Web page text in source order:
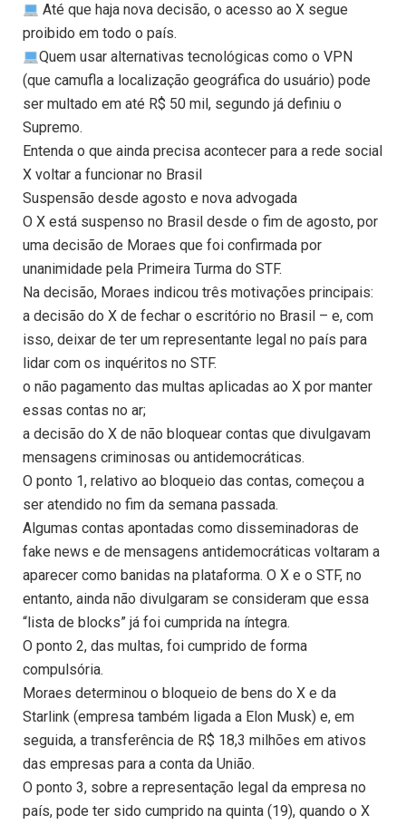
Até que haja nova decisão, o acesso ao X segue
proibido em todo o país.
Quem usar alternativas tecnológicas como o VPN
(que camufla a localização geográfica do usuário) pode
ser multado em até R$ 50 mil, segundo já definiu o
Supremo.
Entenda o que ainda precisa acontecer para a rede social
X voltar a funcionar no Brasil
Suspensão desde agosto e nova advogada
O X está suspenso no Brasil desde o fim de agosto, por
uma decisão de Moraes que foi confirmada por
unanimidade pela Primeira Turma do STF.
Na decisão, Moraes indicou três motivações principais:
a decisão do X de fechar o escritório no Brasil – e, com
isso, deixar de ter um representante legal no país para
lidar com os inquéritos no STF.
o não pagamento das multas aplicadas ao X por manter
essas contas no ar;
a decisão do X de não bloquear contas que divulgavam
mensagens criminosas ou antidemocráticas.
O ponto 1, relativo ao bloqueio das contas, começou a
ser atendido no fim da semana passada.
Algumas contas apontadas como disseminadoras de
fake news e de mensagens antidemocráticas voltaram a
aparecer como banidas na plataforma. O X e o STF, no
entanto, ainda não divulgaram se consideram que essa
“lista de blocks” já foi cumprida na íntegra.
O ponto 2, das multas, foi cumprido de forma
compulsória.
Moraes determinou o bloqueio de bens do X e da
Starlink (empresa também ligada a Elon Musk) e, em
seguida, a transferência de R$ 18,3 milhões em ativos
das empresas para a conta da União.
O ponto 3, sobre a representação legal da empresa no
país, pode ter sido cumprido na quinta (19), quando o X